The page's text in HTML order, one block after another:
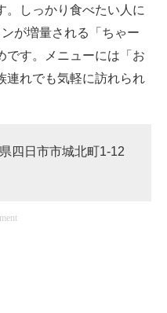
。しっかり食べたい人に
が増量される「ちゃー
です。メニューには「お
連れでも気軽に訪れられ
四日市市城北町1-12